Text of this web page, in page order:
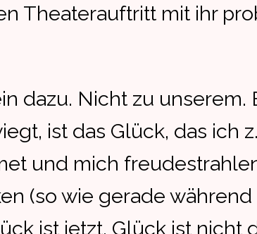
Theaterauftritt mit ihr
dazu. Nicht zu unserem.
ist das Glück, das ich
und mich
(so wie gerade
ist jetzt. Glück ist nicht